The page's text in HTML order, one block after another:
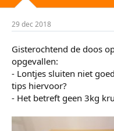
29 dec 2018
Gisterochtend de doos
opgevallen:
- Lontjes sluiten niet
tips hiervoor?
- Het betreft geen 3kg